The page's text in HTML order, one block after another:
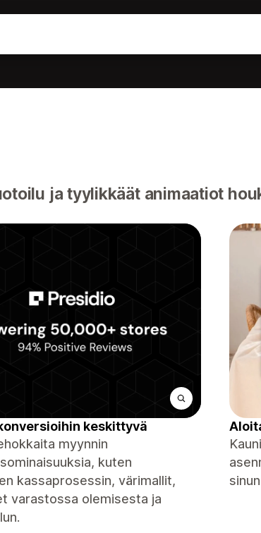
ja tyylikkäät animaatiot
keskittyvä
myynnin
kuten
kassaprosessin, värimallit,
varastossa olemisesta ja